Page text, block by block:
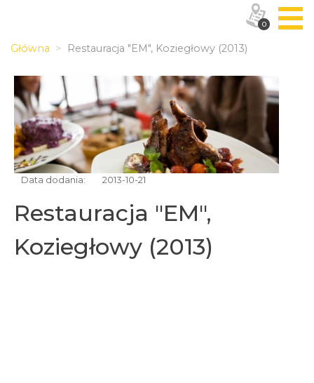
Główna Restauracja "EM", Koziegłowy (2013)
Data dodania: 2013-10-21
Restauracja "EM",
Koziegłowy (2013)
0